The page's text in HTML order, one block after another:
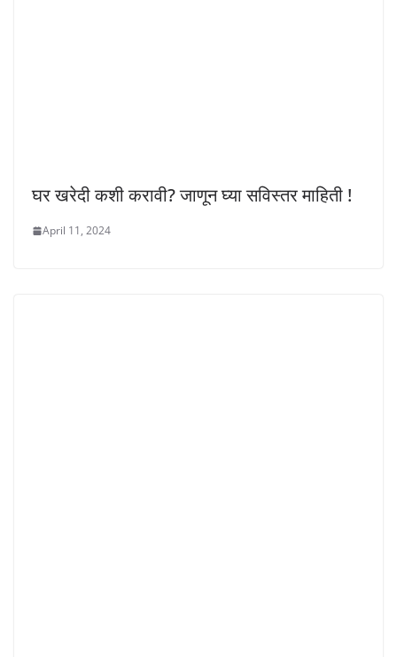
घर खरेदी कशी करावी? जाणून घ्या सविस्तर माहिती !
April 11, 2024